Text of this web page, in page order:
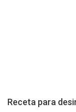
Receta para